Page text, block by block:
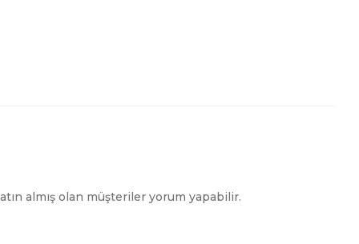
almış olan müşteriler yorum yapabilir.